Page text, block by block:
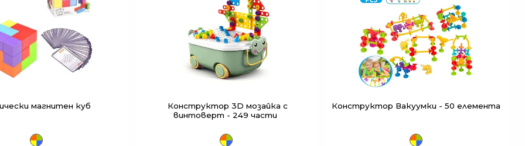
магнитен куб
Конструктор 3D мозайка с
винтоверт - 249 части
Конструктор Вакуумки - 50 елемента